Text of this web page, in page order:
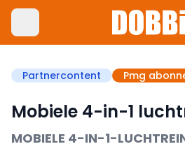
Partnercontent Pmg
Mobiele 4-in-1
MOBIELE 4-IN-1-